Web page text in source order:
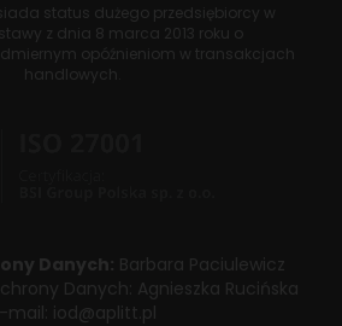
status dużego przedsiębiorcy w
z dnia 8 marca 2013 roku o
opóźnieniom w transakcjach
handlowych.
Danych: Barbara Paciulewicz
Danych: Agnieszka Rucińska
mail: iod@aplitt.pl